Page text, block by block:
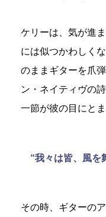
ケリーは、気が進
には似つかわしく
のままギターを爪
ン・ネイティヴの
一節が彼の目にとま
“我々は皆、風を
その時、ギターの